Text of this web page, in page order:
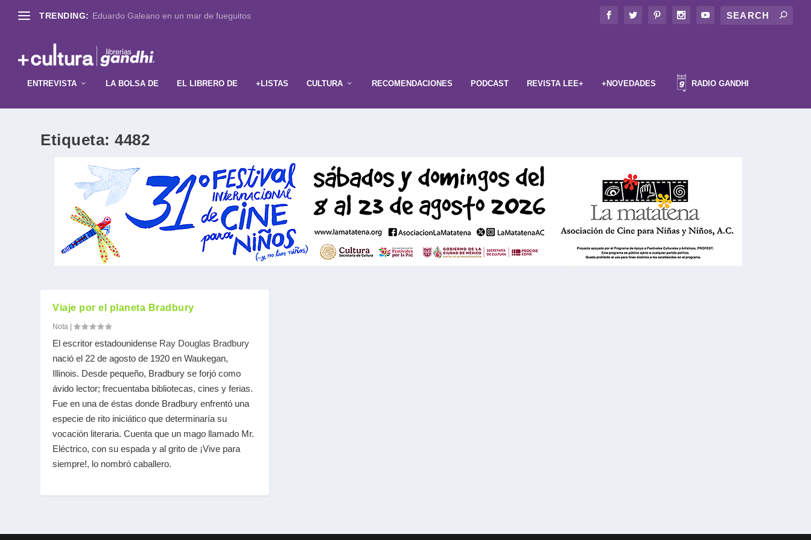
TRENDING: Eduardo Galeano en un mar de fueguitos
ENTREVISTA LA BOLSA DE EL LIBRERO DE +LISTAS CULTURA RECOMENDACIONES PODCAST REVISTA LEE+ +NOVEDADES RADIO GANDHI
Etiqueta:4482
Viaje por el planeta Bradbury
Nota |
El escritor estadounidense Ray Douglas Bradbury
nació el 22 de agosto de 1920 en Waukegan,
Illinois. Desde pequeño, Bradbury se forjó como
ávido lector; frecuentaba bibliotecas, cines y ferias.
Fue en una de éstas donde Bradbury enfrentó una
especie de rito iniciático que determinaría su
vocación literaria. Cuenta que un mago llamado Mr.
Eléctrico, con su espada y al grito de ¡Vive para
siempre!, lo nombró caballero.